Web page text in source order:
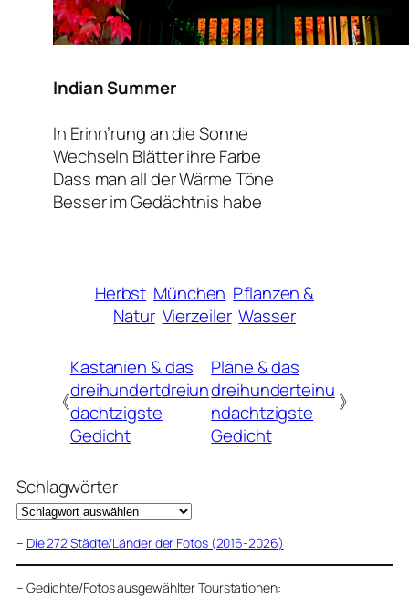
Indian Summer
In Erinn’rung an die Sonne
Wechseln Blätter ihre Farbe
Dass man all der Wärme Töne
Besser im Gedächtnis habe
Herbst München Pflanzen &
Natur Vierzeiler Wasser
《
Kastanien & das
dreihundertdreiun
dachtzigste
Gedicht
Pläne & das
dreihunderteinu
ndachtzigste
Gedicht
》
Schlagwörter
– Die 272 Städte/Länder der Fotos (2016-2026)
– Gedichte/Fotos ausgewählter Tourstationen: